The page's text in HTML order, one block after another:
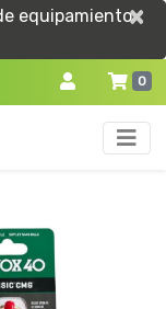
equipamiento×
×
0